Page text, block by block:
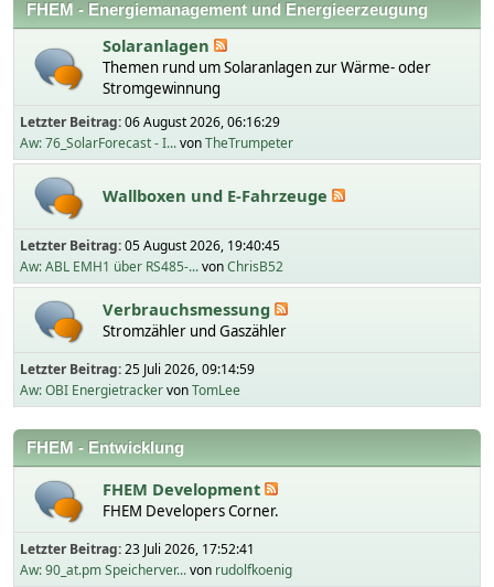
FHEM - Energiemanagement und Energieerzeugung
Solaranlagen
Themen rund um Solaranlagen zur Wärme- oder
Stromgewinnung
Letzter Beitrag:06 August 2026, 06:16:29
Aw: 76_SolarForecast - I...vonTheTrumpeter
Wallboxen und E-Fahrzeuge
Letzter Beitrag:05 August 2026, 19:40:45
Aw: ABL EMH1 über RS485-...vonChrisB52
Verbrauchsmessung
Stromzähler und Gaszähler
Letzter Beitrag:25 Juli 2026, 09:14:59
Aw: OBI EnergietrackervonTomLee
FHEM - Entwicklung
FHEM Development
FHEM Developers Corner.
Letzter Beitrag:23 Juli 2026, 17:52:41
Aw: 90_at.pm Speicherver...von rudolfkoenig